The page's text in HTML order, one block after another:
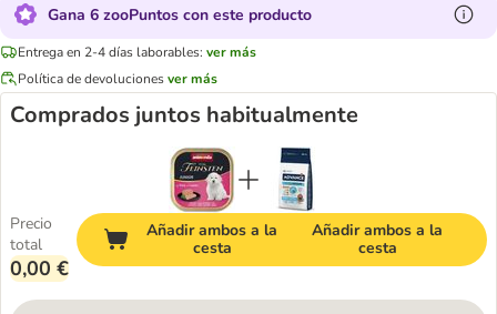
Gana 6 zooPuntos con este producto
Entrega en 2-4 días laborables: ver más
Política de devolucionesver más
Comprados juntos habitualmente
Precio
total
0,00 €
Añadir ambos a la
cesta
Añadir ambos a la
cesta